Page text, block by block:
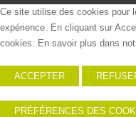
Ce site utilise des cookies pour
expérience. En cliquant sur
cookies. En savoir plus dans
ACCEPTER
PRÉFÉRENCES DES